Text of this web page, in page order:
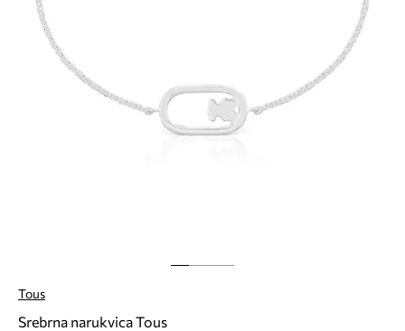
Tous
Srebrna narukvica Tous